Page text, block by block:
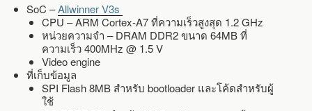
SoC –Allwinner V3s
CPU – ARM Cortex-A7 ที่ความเร็วสูงสุด 1.2 GHz
หน่วยความจำ – DRAM DDR2 ขนาด 64MB ที่
ความเร็ว 400MHz @ 1.5 V
Video engine
ที่เก็บข้อมูล
SPI Flash 8MB สำหรับ bootloader และโค้ดสำหรับผู้
ใช้